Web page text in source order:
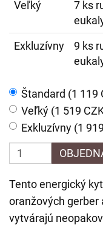
Veľký
7 ks
Exkluzívny
9 ks
Štandard (1 119
Veľký (1 519
Exkluzívny (1
Tento energický
oranžových gerber
vytvárajú